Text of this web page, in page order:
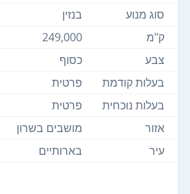
סוג מנוע
בנזין
ק"מ
249,000
צבע
כסוף
בעלות קודמת
פרטית
בעלות נוכחית
פרטית
אזור
מושבים בשרון
עיר
בארותיים